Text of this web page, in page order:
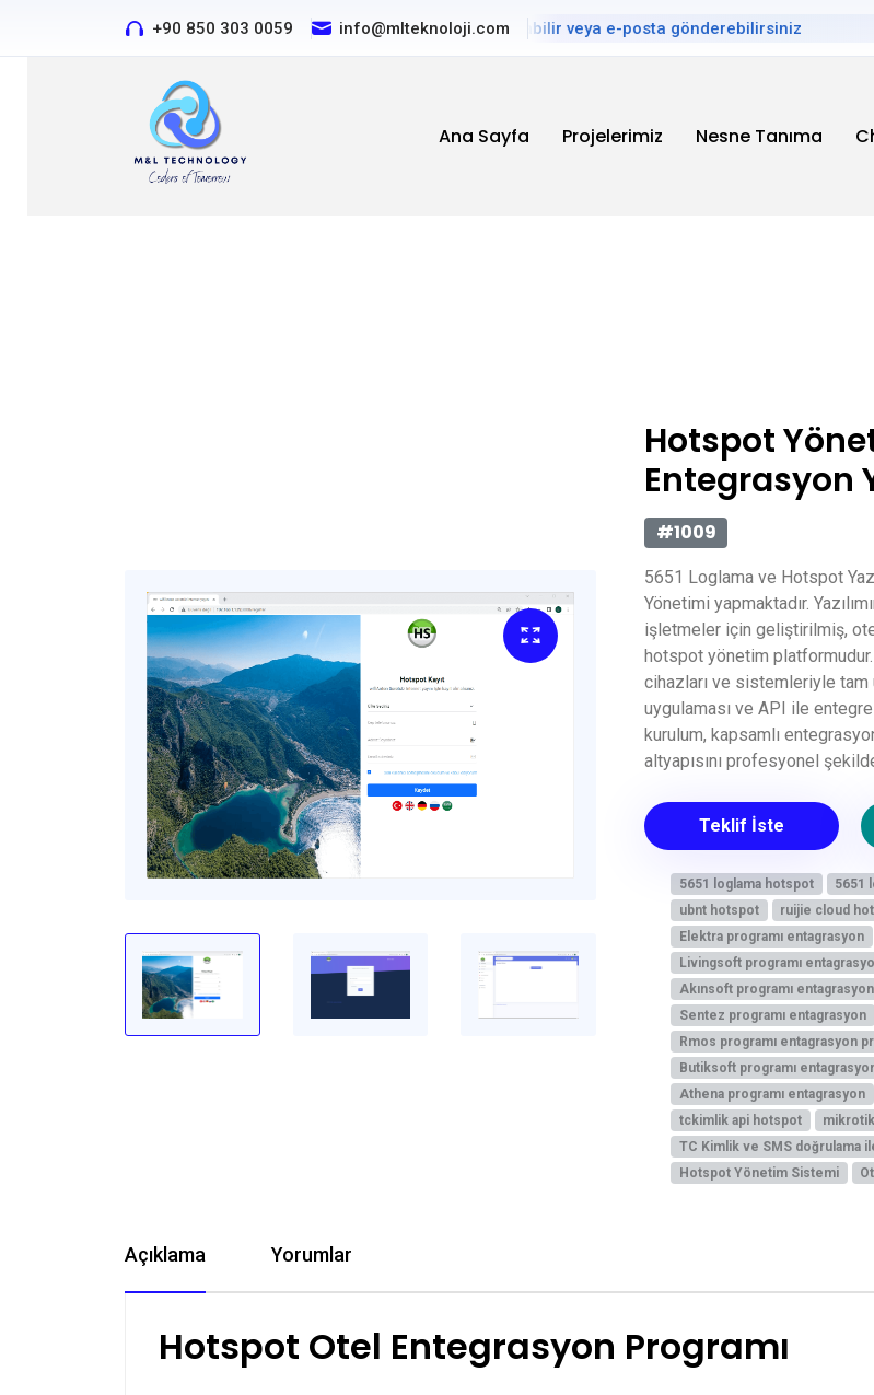
+90 850 303 0059 info@mlteknoloji.com
Özel projeleriniz için bizi arayabilir veya e-posta gönderebilirsiniz
Ana Sayfa Projelerimiz Nesne Tanıma
Hotspot
Entegrasyon
#1009
5651 Loglama ve Hotspot
Yönetimi yapmaktadır.
işletmeler için geliştirilmiş,
hotspot yönetim
cihazları ve sistemleriyle tam
uygulaması ve API ile
kurulum, kapsamlı
altyapısını profesyonel
Teklif İste
5651 loglama hotspot 5651
ubnt hotspot
ruijie cloud
Elektra programı entagrasyon
Livingsoft programı
Akınsoft programı entagrasyon
Sentez programı entagrasyon
Rmos programı entagrasyon
Butiksoft programı
Athena programı entagrasyon
tckimlik api hotspot
TC Kimlik ve SMS doğrulama
Hotspot Yönetim Sistemi
Açıklama Yorumlar
Hotspot Otel Entegrasyon Programı